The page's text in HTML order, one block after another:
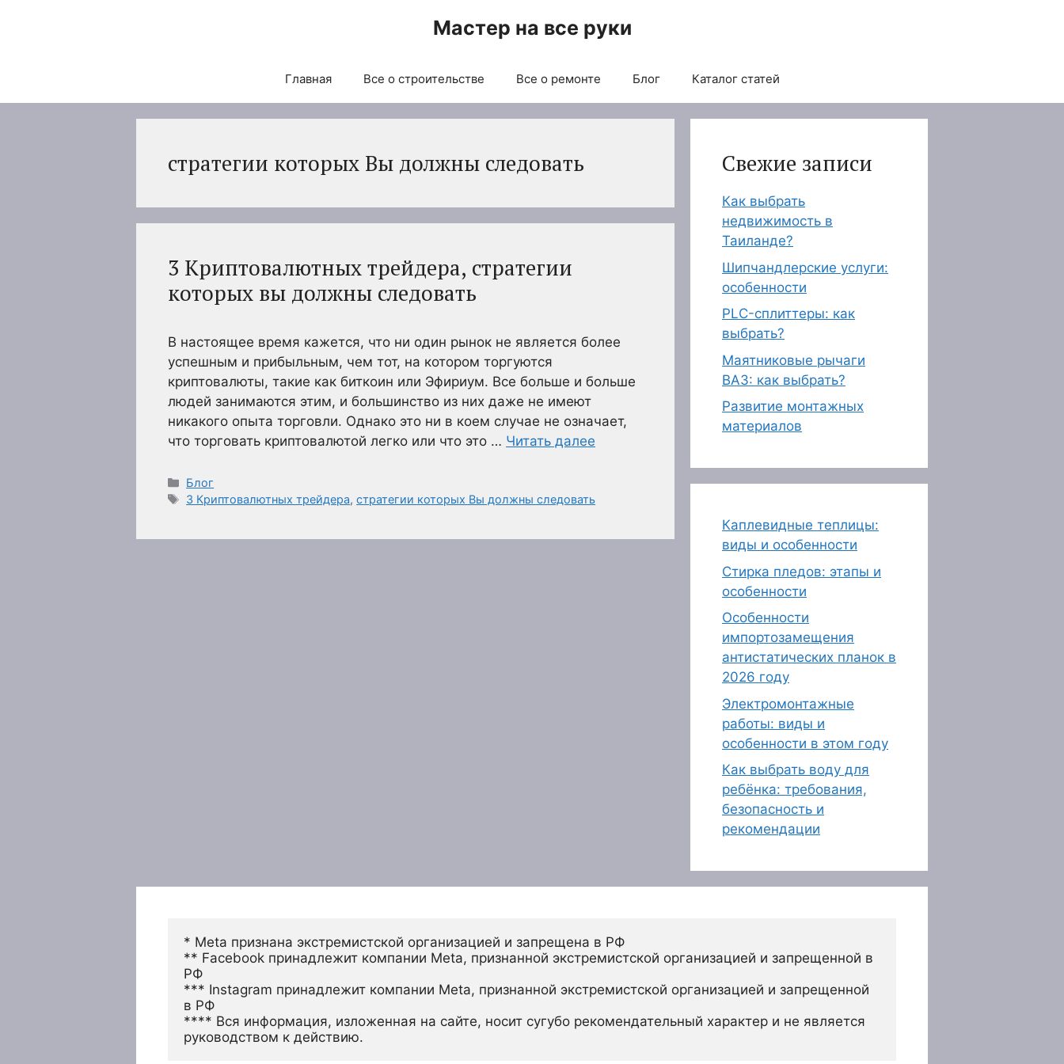
Мастер на все руки
Главная Все о строительстве Все о ремонте Блог Каталог статей
стратегии которых Вы должны следовать
3 Криптовалютных трейдера, стратегии
которых вы должны следовать
В настоящее время кажется, что ни один рынок не является более
успешным и прибыльным, чем тот, на котором торгуются
криптовалюты, такие как биткоин или Эфириум. Все больше и больше
людей занимаются этим, и большинство из них даже не имеют
никакого опыта торговли. Однако это ни в коем случае не означает,
что торговать криптовалютой легко или что это … Читать далее
Рубрики
Блог
Метки
3 Криптовалютных трейдера,стратегии которых Вы должны следовать
Свежие записи
Как выбрать
недвижимость в
Таиланде?
Шипчандлерские услуги:
особенности
PLC-сплиттеры: как
выбрать?
Маятниковые рычаги
ВАЗ: как выбрать?
Развитие монтажных
материалов
Каплевидные теплицы:
виды и особенности
Стирка пледов: этапы и
особенности
Особенности
импортозамещения
антистатических планок в
2026 году
Электромонтажные
работы: виды и
особенности в этом году
Как выбрать воду для
ребёнка: требования,
безопасность и
рекомендации
* Meta признана экстремистской организацией и запрещена в РФ
** Facebook принадлежит компании Meta, признанной экстремистской организацией и запрещенной в
РФ
*** Instagram принадлежит компании Meta, признанной экстремистской организацией и запрещенной
в РФ
**** Вся информация, изложенная на сайте, носит сугубо рекомендательный характер и не является
руководством к действию.